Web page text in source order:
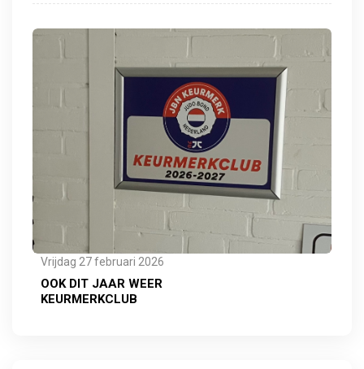
Vrijdag 27 februari 2026
OOK DIT JAAR WEER
KEURMERKCLUB